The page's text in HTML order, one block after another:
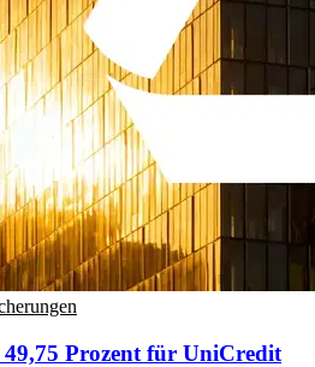
Prozent für UniCredit